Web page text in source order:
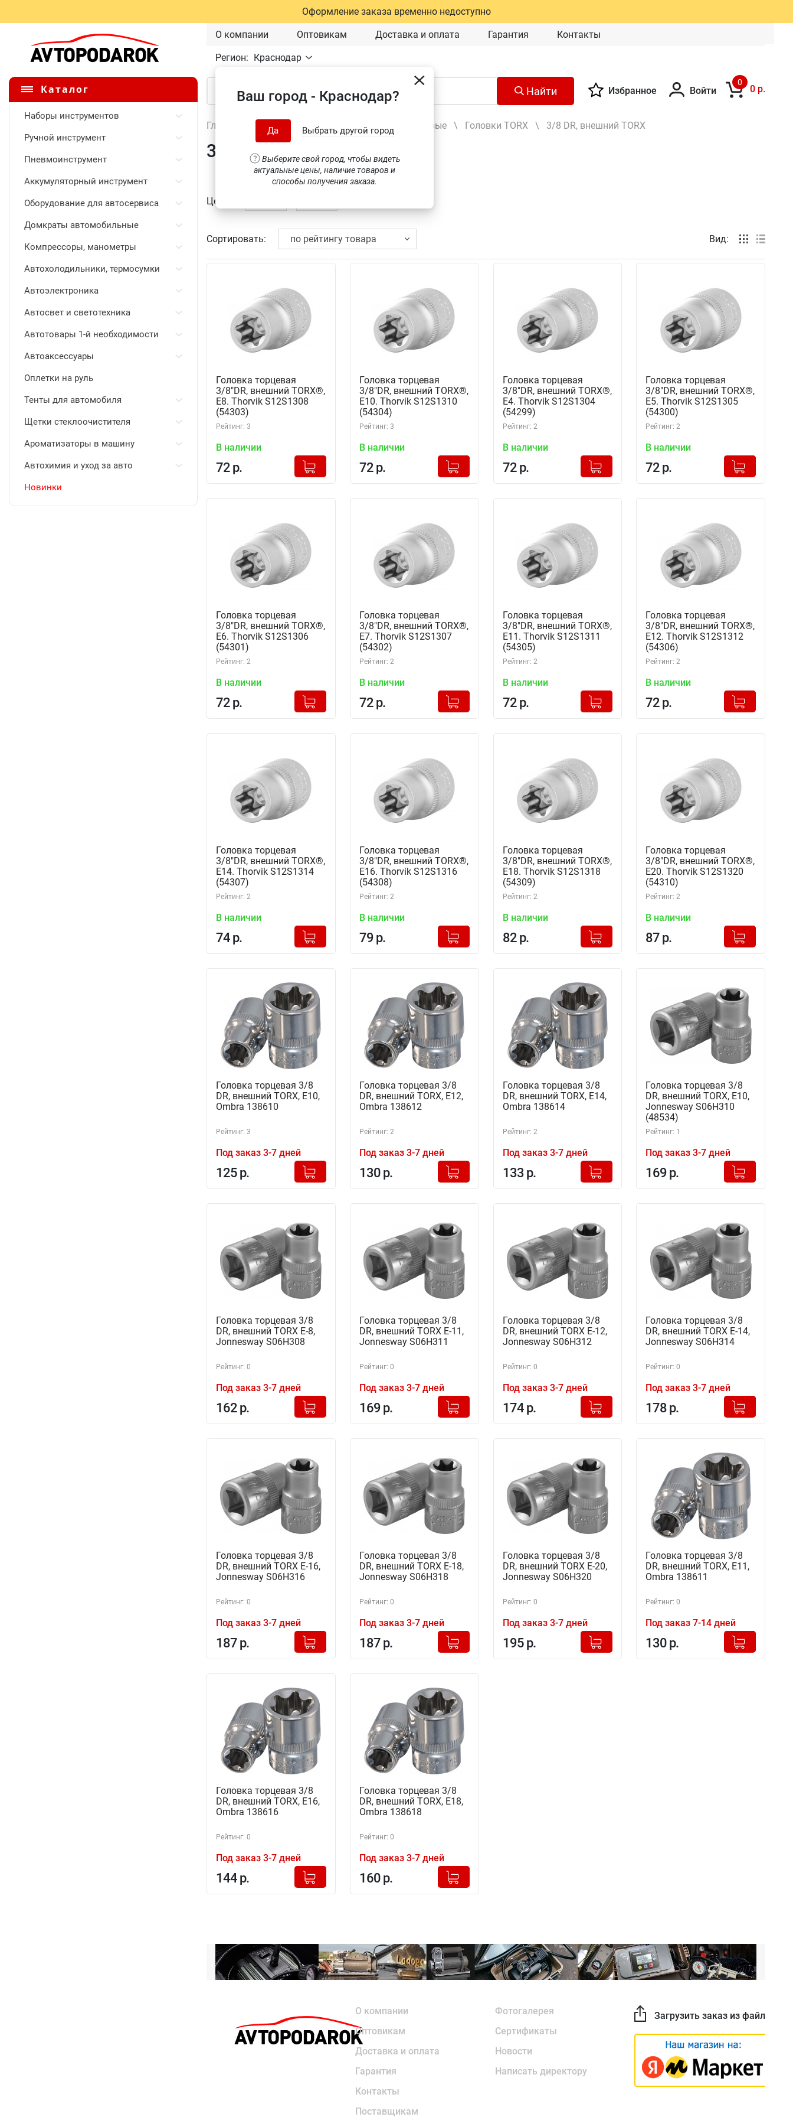
Оформление заказа временно недоступно
О компании Оптовикам Доставка и оплата Гарантия Контакты
Регион: Краснодар
Ваш город - Краснодар?
Да Выбрать другой город
Выберите свой город, чтобы видеть
актуальные цены, наличие товаров и
способы получения заказа.
Каталог
Наборы инструментов
Ручной инструмент
Пневмоинструмент
Аккумуляторный инструмент
Оборудование для автосервиса
Домкраты автомобильные
Компрессоры, манометры
Автохолодильники, термосумки
Автоэлектроника
Автосвет и светотехника
Автотовары 1-й необходимости
Автоаксессуары
Оплетки на руль
Тенты для автомобиля
Щетки стеклоочистителя
Ароматизаторы в машину
Автохимия и уход за авто
Новинки
Найти Избранное Войти
0
0 р.
Главная Ручной инструмент Головки торцевые \ Головки TORX \ 3/8 DR, внешний TORX
3/8 DR, внешний TORX
Цена
Сортировать: Вид:
Головка торцевая
3/8"DR, внешний TORX®,
Е8. Thorvik S12S1308
(54303)
Рейтинг: 3
В наличии
72 р.
+
Добавлено в корзину
Головка торцевая
3/8"DR, внешний TORX®,
Е10. Thorvik S12S1310
(54304)
Рейтинг: 3
В наличии
72 р.
+
Добавлено в корзину
Головка торцевая
3/8"DR, внешний TORX®,
Е4. Thorvik S12S1304
(54299)
Рейтинг: 2
В наличии
72 р.
+
Добавлено в корзину
Головка торцевая
3/8"DR, внешний TORX®,
Е5. Thorvik S12S1305
(54300)
Рейтинг: 2
В наличии
72 р.
+
Добавлено в корзину
Головка торцевая
3/8"DR, внешний TORX®,
Е6. Thorvik S12S1306
(54301)
Рейтинг: 2
В наличии
72 р.
+
Добавлено в корзину
Головка торцевая
3/8"DR, внешний TORX®,
Е7. Thorvik S12S1307
(54302)
Рейтинг: 2
В наличии
72 р.
+
Добавлено в корзину
Головка торцевая
3/8"DR, внешний TORX®,
Е11. Thorvik S12S1311
(54305)
Рейтинг: 2
В наличии
72 р.
+
Добавлено в корзину
Головка торцевая
3/8"DR, внешний TORX®,
Е12. Thorvik S12S1312
(54306)
Рейтинг: 2
В наличии
72 р.
+
Добавлено в корзину
Головка торцевая
3/8"DR, внешний TORX®,
Е14. Thorvik S12S1314
(54307)
Рейтинг: 2
В наличии
74 р.
+
Добавлено в корзину
Головка торцевая
3/8"DR, внешний TORX®,
Е16. Thorvik S12S1316
(54308)
Рейтинг: 2
В наличии
79 р.
+
Добавлено в корзину
Головка торцевая
3/8"DR, внешний TORX®,
Е18. Thorvik S12S1318
(54309)
Рейтинг: 2
В наличии
82 р.
+
Добавлено в корзину
Головка торцевая
3/8"DR, внешний TORX®,
Е20. Thorvik S12S1320
(54310)
Рейтинг: 2
В наличии
87 р.
+
Добавлено в корзину
Головка торцевая 3/8
DR, внешний TORX, Е10,
Ombra 138610
Рейтинг: 3
Под заказ 3-7 дней
125 р.
+
Добавлено в корзину
Головка торцевая 3/8
DR, внешний TORX, Е12,
Ombra 138612
Рейтинг: 2
Под заказ 3-7 дней
130 р.
+
Добавлено в корзину
Головка торцевая 3/8
DR, внешний TORX, Е14,
Ombra 138614
Рейтинг: 2
Под заказ 3-7 дней
133 р.
+
Добавлено в корзину
Головка торцевая 3/8
DR, внешний TORX, Е10,
Jonnesway S06H310
(48534)
Рейтинг: 1
Под заказ 3-7 дней
169 р.
+
Добавлено в корзину
Головка торцевая 3/8
DR, внешний TORX Е-8,
Jonnesway S06H308
Рейтинг: 0
Под заказ 3-7 дней
162 р.
+
Добавлено в корзину
Головка торцевая 3/8
DR, внешний TORX Е-11,
Jonnesway S06H311
Рейтинг: 0
Под заказ 3-7 дней
169 р.
+
Добавлено в корзину
Головка торцевая 3/8
DR, внешний TORX Е-12,
Jonnesway S06H312
Рейтинг: 0
Под заказ 3-7 дней
174 р.
+
Добавлено в корзину
Головка торцевая 3/8
DR, внешний TORX Е-14,
Jonnesway S06H314
Рейтинг: 0
Под заказ 3-7 дней
178 р.
+
Добавлено в корзину
Головка торцевая 3/8
DR, внешний TORX Е-16,
Jonnesway S06H316
Рейтинг: 0
Под заказ 3-7 дней
187 р.
+
Добавлено в корзину
Головка торцевая 3/8
DR, внешний TORX Е-18,
Jonnesway S06H318
Рейтинг: 0
Под заказ 3-7 дней
187 р.
+
Добавлено в корзину
Головка торцевая 3/8
DR, внешний TORX Е-20,
Jonnesway S06H320
Рейтинг: 0
Под заказ 3-7 дней
195 р.
+
Добавлено в корзину
Головка торцевая 3/8
DR, внешний TORX, Е11,
Ombra 138611
Рейтинг: 0
Под заказ 7-14 дней
130 р.
+
Добавлено в корзину
Головка торцевая 3/8
DR, внешний TORX, Е16,
Ombra 138616
Рейтинг: 0
Под заказ 3-7 дней
144 р.
+
Добавлено в корзину
Головка торцевая 3/8
DR, внешний TORX, Е18,
Ombra 138618
Рейтинг: 0
Под заказ 3-7 дней
160 р.
+
Добавлено в корзину
О компании
Оптовикам
Доставка и оплата
Гарантия
Контакты
Поставщикам
Фотогалерея
Сертификаты
Новости
Написать директору
Загрузить заказ из файла